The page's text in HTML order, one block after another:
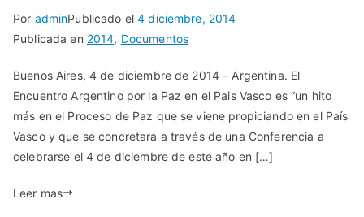
Por adminPublicado el4 diciembre, 2014
Publicada en 2014, Documentos
Buenos Aires, 4 de diciembre de 2014 – Argentina. El
Encuentro Argentino por la Paz en el Pais Vasco es “un hito
más en el Proceso de Paz que se viene propiciando en el País
Vasco y que se concretará a través de una Conferencia a
celebrarse el 4 de diciembre de este año en […]
Leer más